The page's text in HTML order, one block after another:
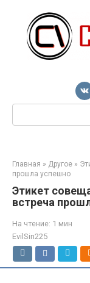
контенту
Главная » Другое »
прошла успешно
Этикет
встреча
На чтение: 1 мин
EvilSin225